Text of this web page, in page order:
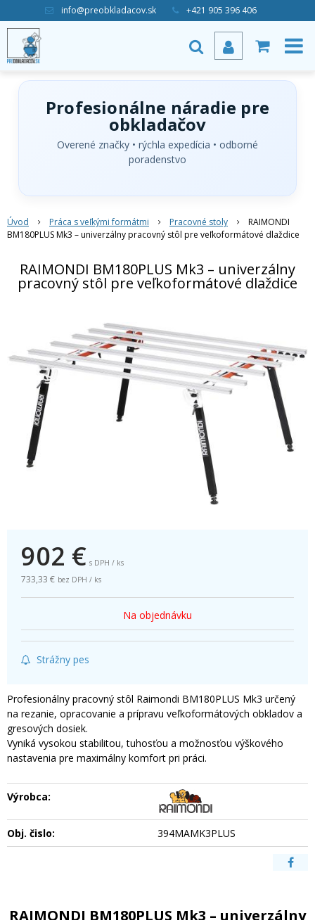
info@preobkladacov.sk +421 905 396 406
Profesionálne náradie pre
obkladačov
Overené značky • rýchla expedícia • odborné
poradenstvo
Úvod Práca s veľkými formátmi Pracovné stoly
RAIMONDI
BM180PLUS Mk3 – univerzálny pracovný stôl pre veľkoformátové dlaždice
RAIMONDI BM180PLUS Mk3 – univerzálny
pracovný stôl pre veľkoformátové dlaždice
902 € s DPH / ks
733,33 € bez DPH / ks
Na objednávku
Strážny pes
Profesionálny pracovný stôl Raimondi BM180PLUS Mk3 určený
na rezanie, opracovanie a prípravu veľkoformátových obkladov a
gresových dosiek.
Vyniká vysokou stabilitou, tuhosťou a možnosťou výškového
nastavenia pre maximálny komfort pri práci.
Výrobca:
Obj. čislo: 394MAMK3PLUS
RAIMONDI BM180PLUS Mk3 – univerzálny